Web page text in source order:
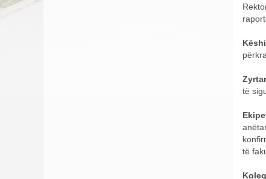
të
të